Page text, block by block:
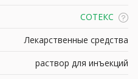
СОТЕКС
Лекарственные средства
раствор для инъекций